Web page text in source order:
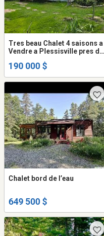
Tres beau Chalet 4 saisons a
Vendre a Plessisville pres du
190 000 $
Chalet bord de l’eau
649 500 $